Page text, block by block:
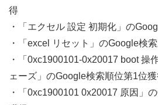
得
・「エクセル 設定 初期化」の
・「excel リセット」のGoogle検
・「0xc1900101-0x20017 boot 操
ェーズ」のGoogle検索順位第1位
・「0xc1900101 0x20017 原因」